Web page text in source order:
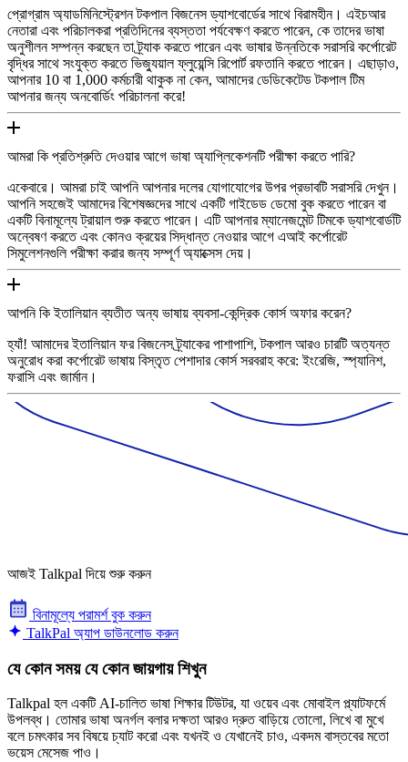
প্রোগ্রাম অ্যাডমিনিস্ট্রেশন টকপাল বিজনেস ড্যাশবোর্ডের সাথে বিরামহীন। এইচআর
নেতারা এবং পরিচালকরা প্রতিদিনের ব্যস্ততা পর্যবেক্ষণ করতে পারেন, কে তাদের ভাষা
অনুশীলন সম্পন্ন করছেন তা ট্র্যাক করতে পারেন এবং ভাষার উন্নতিকে সরাসরি কর্পোরেট
বৃদ্ধির সাথে সংযুক্ত করতে ভিজ্যুয়াল ফ্লুয়েন্সি রিপোর্ট রফতানি করতে পারেন। এছাড়াও,
আপনার 10 বা 1,000 কর্মচারী থাকুক না কেন, আমাদের ডেডিকেটেড টকপাল টিম
আপনার জন্য অনবোর্ডিং পরিচালনা করে!
আমরা কি প্রতিশ্রুতি দেওয়ার আগে ভাষা অ্যাপ্লিকেশনটি পরীক্ষা করতে পারি?
একেবারে। আমরা চাই আপনি আপনার দলের যোগাযোগের উপর প্রভাবটি সরাসরি দেখুন।
আপনি সহজেই আমাদের বিশেষজ্ঞদের সাথে একটি গাইডেড ডেমো বুক করতে পারেন বা
একটি বিনামূল্যে ট্রায়াল শুরু করতে পারেন। এটি আপনার ম্যানেজমেন্ট টিমকে ড্যাশবোর্ডটি
অন্বেষণ করতে এবং কোনও ক্রয়ের সিদ্ধান্ত নেওয়ার আগে এআই কর্পোরেট
সিমুলেশনগুলি পরীক্ষা করার জন্য সম্পূর্ণ অ্যাক্সেস দেয়।
আপনি কি ইতালিয়ান ব্যতীত অন্য ভাষায় ব্যবসা-কেন্দ্রিক কোর্স অফার করেন?
হ্যাঁ! আমাদের ইতালিয়ান ফর বিজনেস ট্র্যাকের পাশাপাশি, টকপাল আরও চারটি অত্যন্ত
অনুরোধ করা কর্পোরেট ভাষায় বিস্তৃত পেশাদার কোর্স সরবরাহ করে: ইংরেজি, স্প্যানিশ,
ফরাসি এবং জার্মান।
আজই Talkpal দিয়ে শুরু করুন
বিনামূল্যে পরামর্শ বুক করুন
TalkPal অ্যাপ ডাউনলোড করুন
যে কোন সময় যে কোন জায়গায় শিখুন
Talkpal হল একটি AI-চালিত ভাষা শিক্ষার টিউটর, যা ওয়েব এবং মোবাইল প্ল্যাটফর্মে
উপলব্ধ। তোমার ভাষা অনর্গল বলার দক্ষতা আরও দ্রুত বাড়িয়ে তোলো, লিখে বা মুখে
বলে চমৎকার সব বিষয়ে চ্যাট করো এবং যখনই ও যেখানেই চাও, একদম বাস্তবের মতো
ভয়েস মেসেজ পাও।